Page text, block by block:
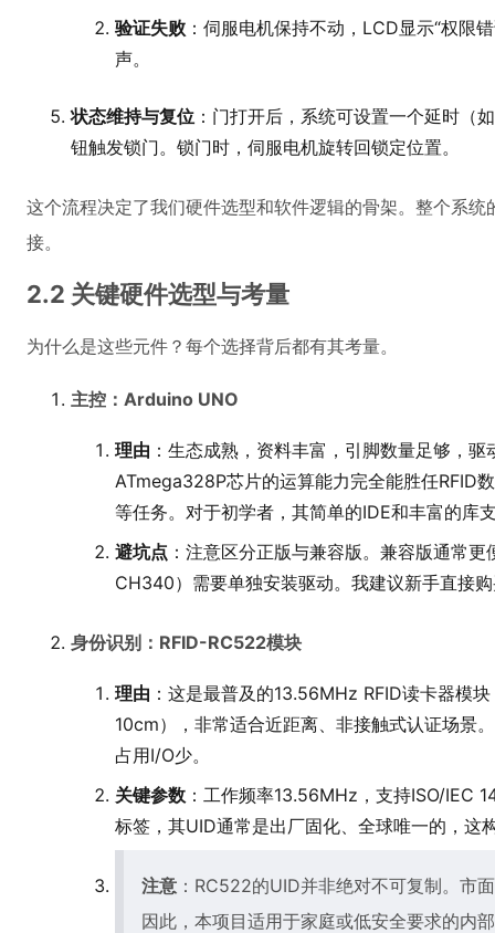
验证失败 ：伺服电机保持不动，LCD显示“权限
声。
状态维持与复位 ：门打开后，系统可设置一个延时（
钮触发锁门。锁门时，伺服电机旋转回锁定位置。
这个流程决定了我们硬件选型和软件逻辑的骨架。整个系
接。
2.2 关键硬件选型与考量
为什么是这些元件？每个选择背后都有其考量。
主控：Arduino UNO
理由 ：生态成熟，资料丰富，引脚数量足够，
ATmega328P芯片的运算能力完全能胜任RFID
等任务。对于初学者，其简单的IDE和丰富的库
避坑点 ：注意区分正版与兼容版。兼容版通常
CH340）需要单独安装驱动。我建议新手直接
身份识别：RFID-RC522模块
理由 ：这是最普及的13.56MHz RFID读卡器模
10cm），非常适合近距离、非接触式认证场景
占用I/O少。
关键参数 ：工作频率13.56MHz，支持ISO/IEC
标签，其UID通常是出厂固化、全球唯一的，这
注意 ：RC522的UID并非绝对不可复制。市
因此，本项目适用于家庭或低安全要求的内